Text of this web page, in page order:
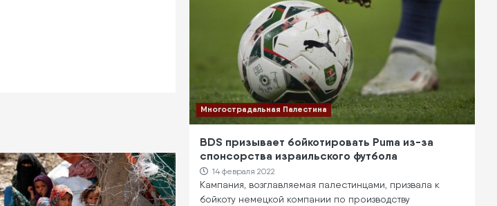
Многострадальная Палестина
BDS призывает бойкотировать Puma из-за
спонсорства израильского футбола
14 февраля 2022
Кампания, возглавляемая палестинцами, призвала к
бойкоту немецкой компании по производству